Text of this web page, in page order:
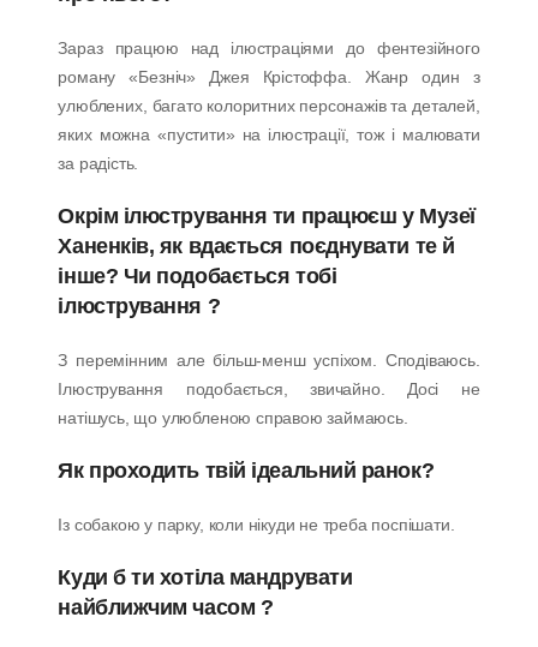
Зараз працюю над ілюстраціями до фентезійного
роману «Безніч» Джея Крістоффа. Жанр один з
улюблених, багато колоритних персонажів та деталей,
яких можна «пустити» на ілюстрації, тож і малювати
за радість.
Окрім ілюстрування ти працюєш у Музеї
Ханенків, як вдається поєднувати те й
інше? Чи подобається тобі
ілюстрування ?
З перемінним але більш-менш успіхом. Сподіваюсь.
Ілюстрування подобається, звичайно. Досі не
натішусь, що улюбленою справою займаюсь.
Як проходить твій ідеальний ранок?
Із собакою у парку, коли нікуди не треба поспішати.
Куди б ти хотіла мандрувати
найближчим часом ?